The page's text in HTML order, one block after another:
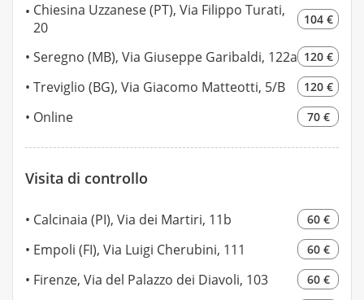
Chiesina Uzzanese (PT), Via Filippo Turati,
20
104 €
Seregno (MB), Via Giuseppe Garibaldi, 122a 120 €
Treviglio (BG), Via Giacomo Matteotti, 5/B 120 €
Online 70 €
Visita di controllo
Calcinaia (PI), Via dei Martiri, 11b 60 €
Empoli (FI), Via Luigi Cherubini, 111 60 €
Firenze, Via del Palazzo dei Diavoli, 103 60 €